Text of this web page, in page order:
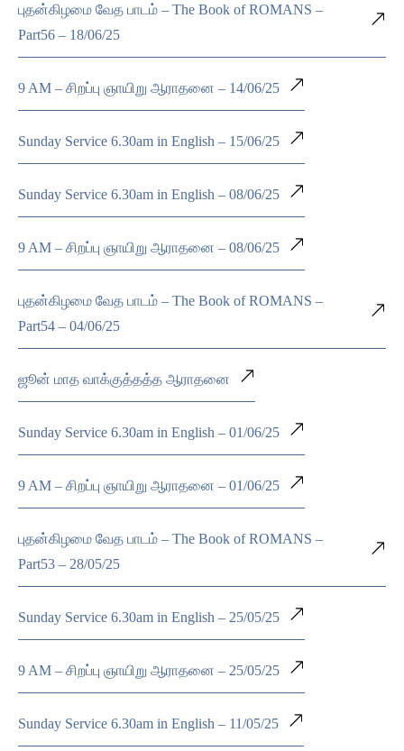
புதன்கிழமை வேத பாடம் – The Book of ROMANS –
Part56 – 18/06/25
9 AM – சிறப்பு ஞாயிறு ஆராதனை – 14/06/25
Sunday Service 6.30am in English – 15/06/25
Sunday Service 6.30am in English – 08/06/25
9 AM – சிறப்பு ஞாயிறு ஆராதனை – 08/06/25
புதன்கிழமை வேத பாடம் – The Book of ROMANS –
Part54 – 04/06/25
ஜூன் மாத வாக்குத்தத்த ஆராதனை
Sunday Service 6.30am in English – 01/06/25
9 AM – சிறப்பு ஞாயிறு ஆராதனை – 01/06/25
புதன்கிழமை வேத பாடம் – The Book of ROMANS –
Part53 – 28/05/25
Sunday Service 6.30am in English – 25/05/25
9 AM – சிறப்பு ஞாயிறு ஆராதனை – 25/05/25
Sunday Service 6.30am in English – 11/05/25